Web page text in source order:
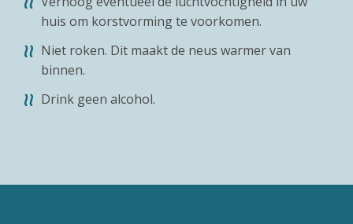
huis om korstvorming te voorkomen.
Niet roken. Dit maakt de neus warmer van
binnen.
Drink geen alcohol.